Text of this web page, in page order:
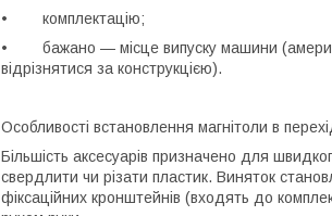
• комплектацію;
• бажано — місце випуску машини
відрізнятися за конструкцією).
Особливості встановлення магнітоли в
Більшість аксесуарів призначено для
свердлити чи різати пластик. Виняток
фіксаційних кронштейнів (входять до